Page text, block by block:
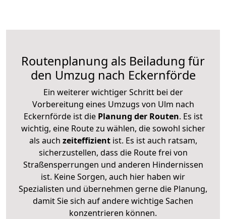
Routenplanung als Beiladung für
den Umzug nach Eckernförde
Ein weiterer wichtiger Schritt bei der
Vorbereitung eines Umzugs von Ulm nach
Eckernförde ist diePlanung der Routen. Es ist
wichtig, eine Route zu wählen, die sowohl sicher
als auch zeiteffizientist. Es ist auch ratsam,
sicherzustellen, dass die Route frei von
Straßensperrungen und anderen Hindernissen
ist. Keine Sorgen, auch hier haben wir
Spezialisten und übernehmen gerne die Planung,
damit Sie sich auf andere wichtige Sachen
konzentrieren können.